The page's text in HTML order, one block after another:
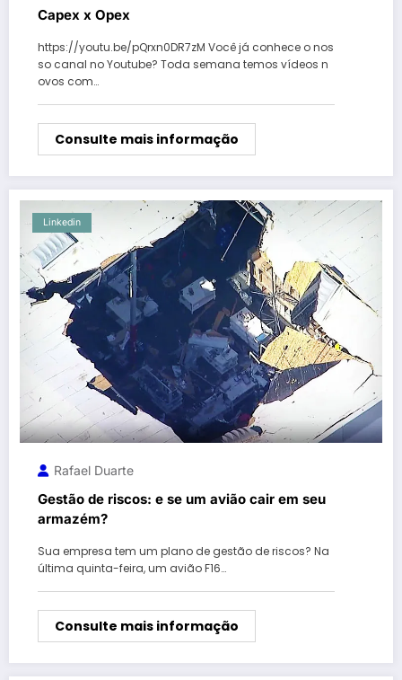
Capex x Opex
https://youtu.be/pQrxn0DR7zM Você já conhece o nos
so canal no Youtube? Toda semana temos vídeos n
ovos com…
Consulte mais informação
Linkedin
Rafael Duarte
Gestão de riscos: e se um avião cair em seu
armazém?
Sua empresa tem um plano de gestão de riscos? Na
última quinta-feira, um avião F16…
Consulte mais informação